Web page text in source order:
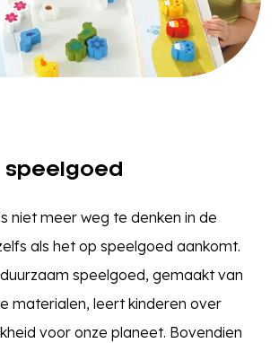
speelgoed
niet meer weg te denken in de
als het op speelgoed aankomt.
speelgoed, gemaakt van
materialen, leert kinderen over
voor onze planeet. Bovendien